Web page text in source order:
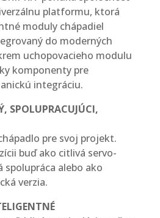
platformu, ktorá
moduly chápadiel
do moderných
uchopovacieho modulu
komponenty pre
integráciu.
SPOLUPRACUJÚCI,
pre svoj projekt.
buď ako citlivá servo-
spolupráca alebo ako
verzia.